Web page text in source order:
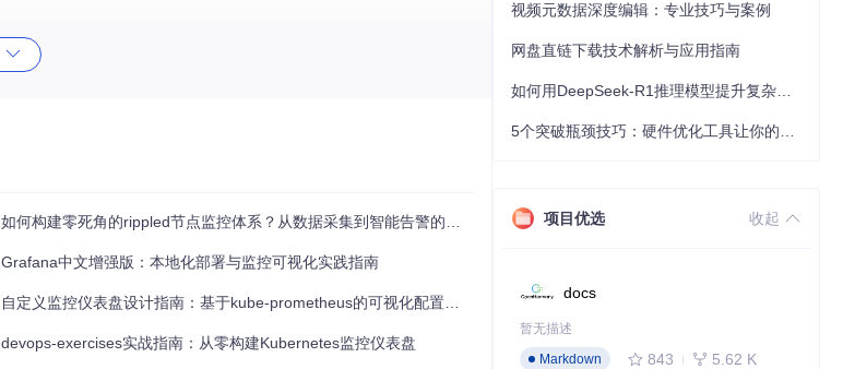
如何构建零死角的rippled节点监控体系？从数据采集到智能告警的完整指南
Grafana中文增强版：本地化部署与监控可视化实践指南
自定义监控仪表盘设计指南：基于kube-prometheus的可视化配置与性能分析实践
devops-exercises实战指南：从零构建Kubernetes监控仪表盘
视频元数据深度编辑：专业技巧与案例
网盘直链下载技术解析与应用指南
项目优选 收起
docs
暂无描述
Markdown
843 5.62 K